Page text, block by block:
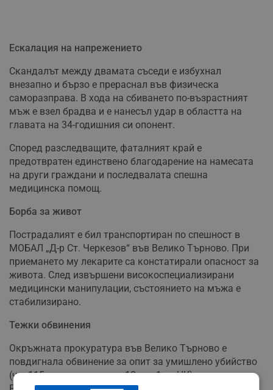
Ескалация на напрежението
Скандалът между двамата съседи е избухнал
внезапно и бързо е прераснал във физическа
саморазправа. В хода на сбиването по-възрастният
мъж е взел брадва и е нанесъл удар в областта на
главата на 34-годишния си опонент.
Според разследващите, фаталният край е
предотвратен единствено благодарение на намесата
на други граждани и последвалата спешна
медицинска помощ.
Борба за живот
Пострадалият е бил транспортиран по спешност в
МОБАЛ „Д-р Ст. Черкезов“ във Велико Търново. При
приемането му лекарите са констатирали опасност за
живота. След извършени високоспециализирани
медицински манипулации, състоянието на мъжа е
стабилизирано.
Тежки обвинения
Окръжната прокуратура във Велико Търново е
повдигнала обвинение за опит за умишлено убийство
(чл. 115 във връзка с чл. 18, ал. 1 от НК).